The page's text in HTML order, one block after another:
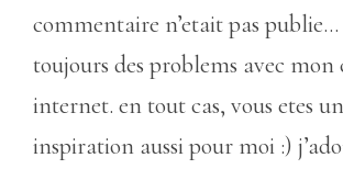
commentaire n’etait pas
toujours des problems avec
internet. en tout cas, vous etes
inspiration aussi pour moi :)